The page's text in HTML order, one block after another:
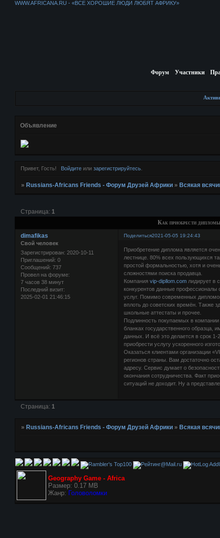
WWW.AFRICANA.RU - «ВСЕ ХОРОШИЕ ЛЮДИ ЛЮБЯТ АФРИКУ»
Форум Участники
Объявление
Привет, Гость! Войдитеили зарегистрируйтесь.
» Russians-Africans Friends - Форум Друзей Африки » Всякая
Как приобрести
Страница: 1
Поделиться2021-05-05 19:24:43
dimafikas
Свой человек
Зарегистрирован: 2020-10-11
Приглашений: 0
Сообщений: 737
Провел на форуме:
7 часов 38 минут
Последний визит:
2025-02-01 21:46:15
Приобретение диплома является
лестнице. 80% всех пользующихся
простой формальностью, хотя и
сложностями поиска продавца.
Компанияvip-dipllom.com лидирует в
конкурентов данные профессионалы
услуг. Помимо современных
вплоть до советских времён. Также
школьные аттестаты и прочее.
Подлинность покупаемых в
бланках государственного образца,
данных. И всё это делается в срок
приобрести услугу ускоренного
Оказаться клиентами организации
регионов страны. Вам достаточно
адресу. Сервис думает о
окончания сотрудничества. Факт
ситуаций не доходит. Ну а
Страница: 1
»Russians-Africans Friends - Форум Друзей Африки »Всякая
Geography Game - Africa
Размер: 0.17 MB
Жанр: Головоломки